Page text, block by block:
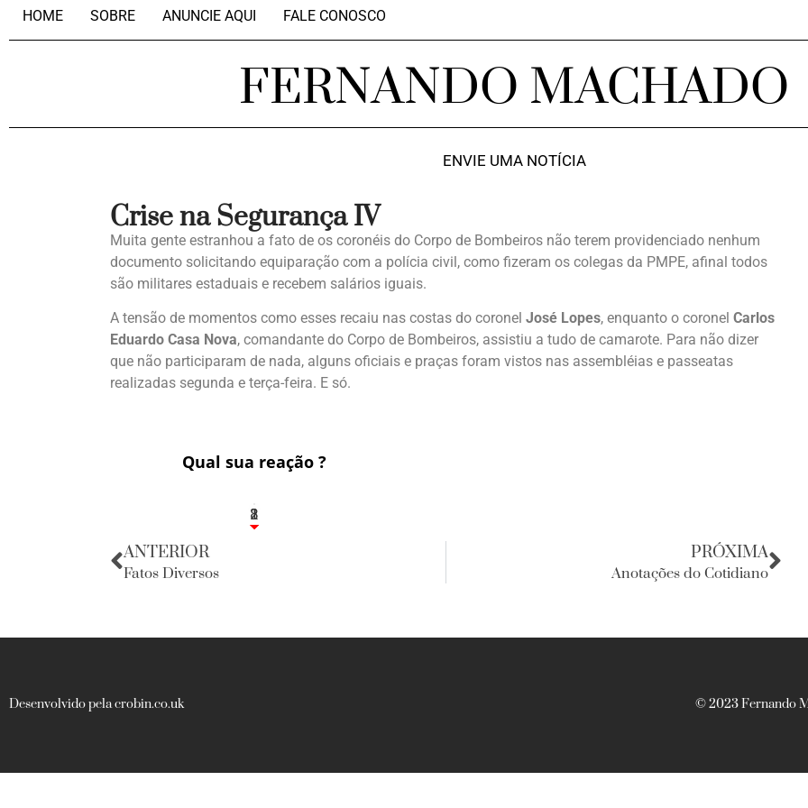
HOME SOBRE ANUNCIE AQUI FALE CONOSCO
FERNANDO MACHADO
ENVIE UMA NOTÍCIA
Crise na Segurança IV
Muita gente estranhou a fato de os coronéis do Corpo de Bombeiros não terem providenciado nenhum
documento solicitando equiparação com a polícia civil, como fizeram os colegas da PMPE, afinal todos
são militares estaduais e recebem salários iguais.
A tensão de momentos como esses recaiu nas costas do coronel José Lopes, enquanto o coronel Carlos
Eduardo Casa Nova, comandante do Corpo de Bombeiros, assistiu a tudo de camarote. Para não dizer
que não participaram de nada, alguns oficiais e praças foram vistos nas assembléias e passeatas
realizadas segunda e terça-feira. E só.
Qual sua reação ?
1
2
8
ANTERIOR
Fatos Diversos
PRÓXIMA
Anotações do Cotidiano
Desenvolvido pela crobin.co.uk © 2023 Fernando